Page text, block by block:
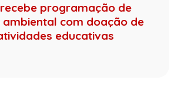
programação de
ambiental com doação de
educativas